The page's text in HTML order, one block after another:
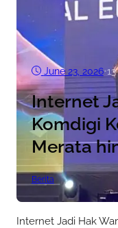
June 23, 2026•13
Internet
Komdigi
Merata
Berita
Internet Jadi Hak